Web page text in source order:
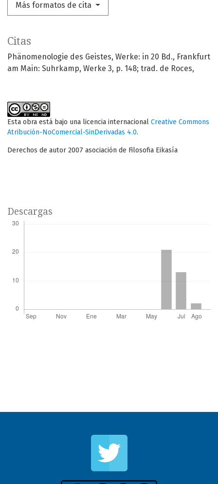
Más formatos de cita
Citas
Phänomenologie des Geistes, Werke: in 20 Bd., Frankfurt
am Main: Suhrkamp, Werke 3, p. 148; trad. de Roces,
Esta obra está bajo una licencia internacional Creative Commons
Atribución-NoComercial-SinDerivadas 4.0.
Derechos de autor 2007 asociación de Filosofia Eikasía
Descargas